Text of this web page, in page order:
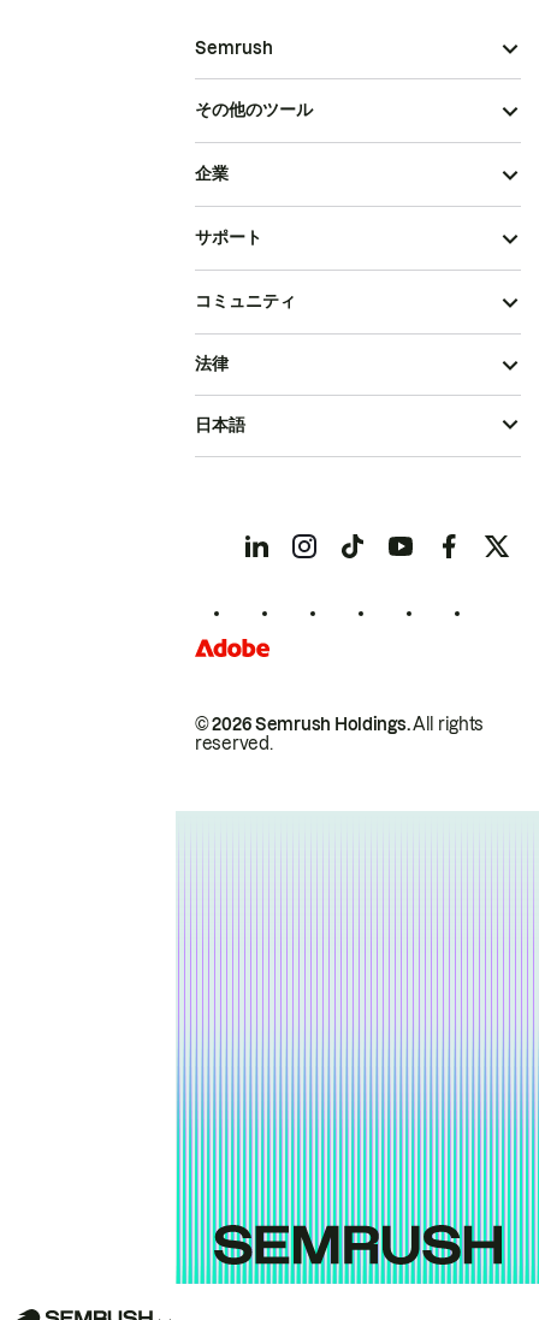
Semrush
その他のツール
企業
サポート
コミュニティ
© 2026 Semrush Holdings.All rights
reserved.
法律
日本語